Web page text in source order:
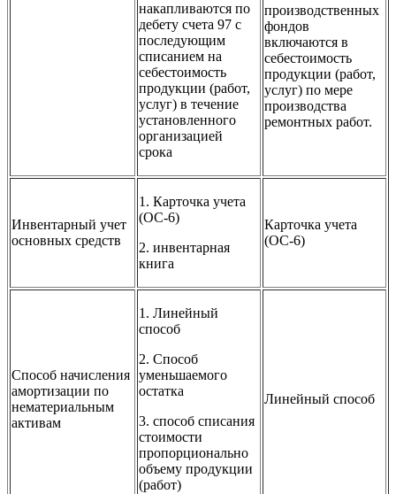
накапливаются по
дебету счета 97 с
последующим
списанием на
себестоимость
продукции (работ,
услуг) в течение
установленного
организацией
срока
производственных
фондов
включаются в
себестоимость
продукции (работ,
услуг) по мере
производства
ремонтных работ.
Инвентарный учет
основных средств
1. Карточка учета
(ОС-6)
2. инвентарная
книга
Карточка учета
(ОС-6)
Способ начисления
амортизации по
нематериальным
активам
1. Линейный
способ
2. Способ
уменьшаемого
остатка
3. способ списания
стоимости
пропорционально
объему продукции
(работ)
Линейный способ